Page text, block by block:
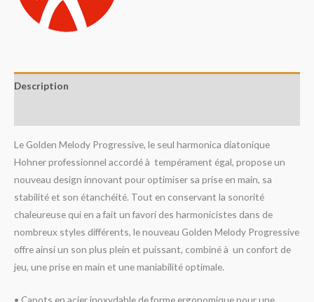
Description
Le Golden Melody Progressive, le seul harmonica diatonique
Hohner professionnel accordé à tempérament égal, propose un
nouveau design innovant pour optimiser sa prise en main, sa
stabilité et son étanchéité. Tout en conservant la sonorité
chaleureuse qui en a fait un favori des harmonicistes dans de
nombreux styles différents, le nouveau Golden Melody Progressive
offre ainsi un son plus plein et puissant, combiné à un confort de
jeu, une prise en main et une maniabilité optimale.
• Capots en acier inoxydable de forme ergonomique pour une